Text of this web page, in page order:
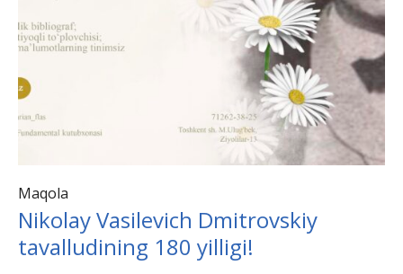
Maqola
Nikolay Vasilevich Dmitrovskiy
tavalludining 180 yilligi!